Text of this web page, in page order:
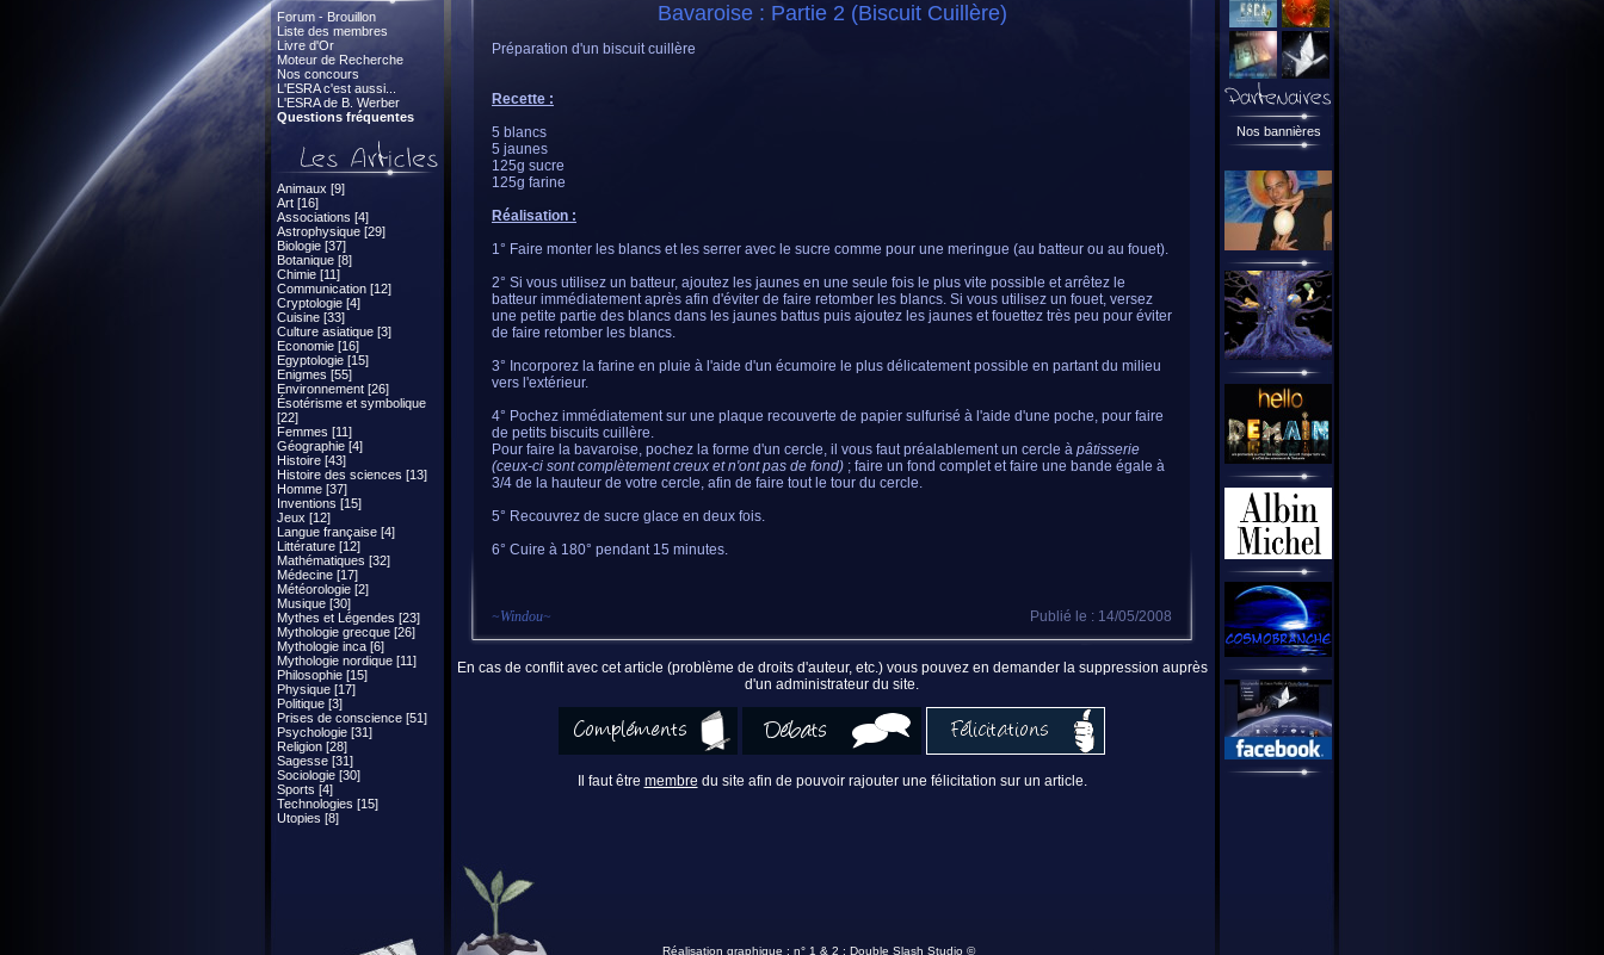
Forum - Brouillon
Liste des membres
Livre d'Or
Moteur de Recherche
Nos concours
L'ESRA c'est aussi...
L'ESRA de B. Werber
Questions fréquentes
Animaux [9]
Art [16]
Associations [4]
Astrophysique [29]
Biologie [37]
Botanique [8]
Chimie [11]
Communication [12]
Cryptologie [4]
Cuisine [33]
Culture asiatique [3]
Economie [16]
Egyptologie [15]
Enigmes [55]
Environnement [26]
Ésotérisme et symbolique
[22]
Femmes [11]
Géographie [4]
Histoire [43]
Histoire des sciences [13]
Homme [37]
Inventions [15]
Jeux [12]
Langue française [4]
Littérature [12]
Mathématiques [32]
Médecine [17]
Météorologie [2]
Musique [30]
Mythes et Légendes [23]
Mythologie grecque [26]
Mythologie inca [6]
Mythologie nordique [11]
Philosophie [15]
Physique [17]
Politique [3]
Prises de conscience [51]
Psychologie [31]
Religion [28]
Sagesse [31]
Sociologie [30]
Sports [4]
Technologies [15]
Utopies [8]
Bavaroise : Partie 2 (Biscuit Cuillère)
Préparation d'un biscuit cuillère
Recette :
5 blancs
5 jaunes
125g sucre
125g farine
Réalisation :
1° Faire monter les blancs et les serrer avec le sucre comme pour une meringue (au batteur ou au fouet).
2° Si vous utilisez un batteur, ajoutez les jaunes en une seule fois le plus vite possible et arrêtez le
batteur immédiatement après afin d'éviter de faire retomber les blancs. Si vous utilisez un fouet, versez
une petite partie des blancs dans les jaunes battus puis ajoutez les jaunes et fouettez très peu pour éviter
de faire retomber les blancs.
3° Incorporez la farine en pluie à l'aide d'un écumoire le plus délicatement possible en partant du milieu
vers l'extérieur.
4° Pochez immédiatement sur une plaque recouverte de papier sulfurisé à l'aide d'une poche, pour faire
de petits biscuits cuillère.
Pour faire la bavaroise, pochez la forme d'un cercle, il vous faut préalablement un cercle à pâtisserie
(ceux-ci sont complètement creux et n'ont pas de fond) ; faire un fond complet et faire une bande égale à
3/4 de la hauteur de votre cercle, afin de faire tout le tour du cercle.
5° Recouvrez de sucre glace en deux fois.
6° Cuire à 180° pendant 15 minutes.
~Windou~ Publié le : 14/05/2008
En cas de conflit avec cet article (problème de droits d'auteur, etc.) vous pouvez en demander la suppression auprès
d'un administrateur du site.
Il faut être membre du site afin de pouvoir rajouter une félicitation sur un article.
Nos bannières
Réalisation graphique : n° 1 & 2 : Double Slash Studio ©